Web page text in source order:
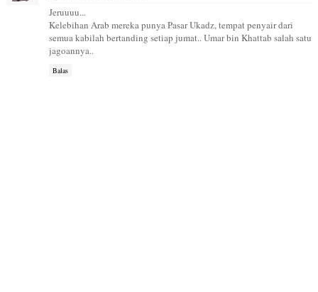
Jeruuuu...
Kelebihan Arab mereka punya Pasar Ukadz, tempat penyair dari
semua kabilah bertanding setiap jumat.. Umar bin Khattab salah satu
jagoannya..
Balas